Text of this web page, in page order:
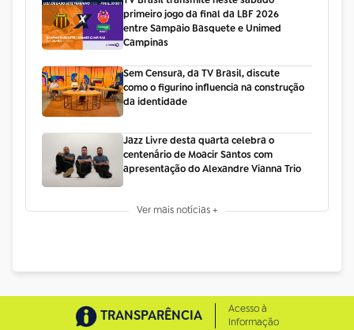
primeiro jogo da final da LBF 2026
entre Sampaio Basquete e Unimed
Campinas
Sem Censura, da TV Brasil, discute
como o figurino influencia na construção
da identidade
Jazz Livre desta quarta celebra o
centenário de Moacir Santos com
apresentação do Alexandre Vianna Trio
Ver mais notícias +
TRANSPARÊNCIA
Acesso à
Informação